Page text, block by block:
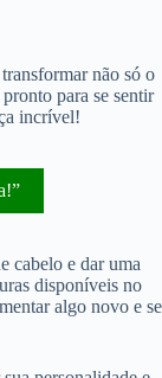
não só o
para se sentir
incrível!
cabelo e dar uma
disponíveis no
algo novo e se